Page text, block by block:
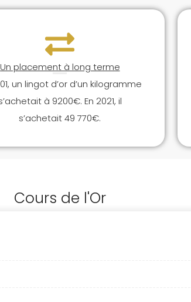
Un placement à long terme
un lingot d’or d’un kilogramme
à 9200€. En 2021, il
s’achetait 49 770€.
Cours de l'Or